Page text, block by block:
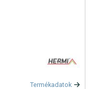
Termékadatok